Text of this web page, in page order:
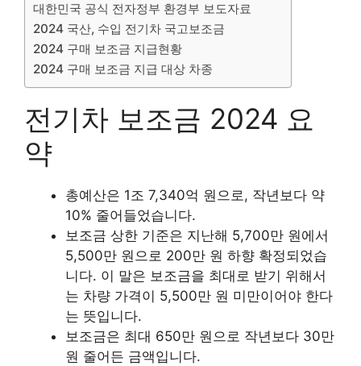
대한민국 공식 전자정부 환경부 보도자료
2024 국산, 수입 전기차 국고보조금
2024 구매 보조금 지급현황
2024 구매 보조금 지급 대상 차종
전기차 보조금 2024 요
약
총예산은 1조 7,340억 원으로, 작년보다 약
10% 줄어들었습니다.
보조금 상한 기준은 지난해 5,700만 원에서
5,500만 원으로 200만 원 하향 확정되었습
니다. 이 말은 보조금을 최대로 받기 위해서
는 차량 가격이 5,500만 원 미만이어야 한다
는 뜻입니다.
보조금은 최대 650만 원으로 작년보다 30만
원 줄어든 금액입니다.